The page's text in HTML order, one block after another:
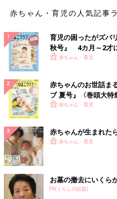
赤ちゃん・育児の人気記事
育児の困ったがズバ
秋号』 4カ月～2才
いっぱい！
赤ちゃん・育児
赤ちゃんのお世話ま
ブ 夏号』〈巻頭大
く！ おっぱい・ミル
赤ちゃん・育児
赤ちゃんが生まれた
赤ちゃん・育児
お墓の撤去にいくら
PR(くらしの話題)